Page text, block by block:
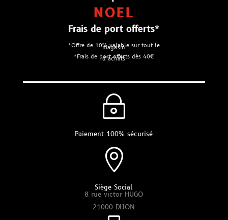
NOEL
Frais de port offerts*
*Offre de 10% valable sur tout le
magasin
*Frais de port offerts dès 40€
d’achats
~
Paiement 100% sécurisé

Siège Social
8 rue victor HUGO
21000 DIJON